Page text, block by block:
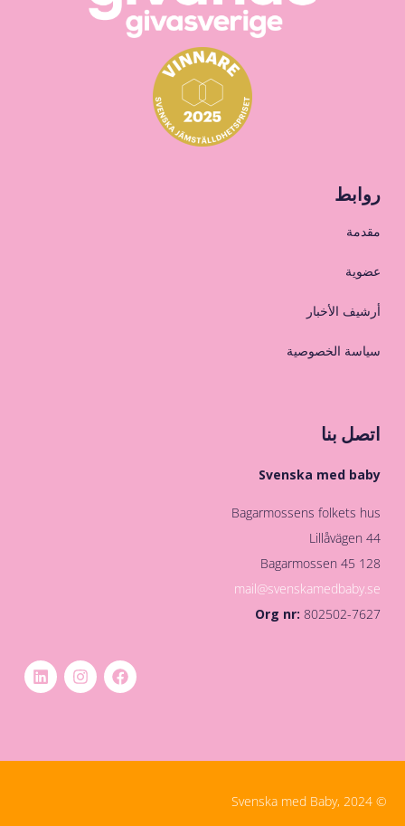
روابط
مقدمة
عضوية
أرشيف الأخبار
سياسة الخصوصية
اتصل بنا
Svenska med baby
Bagarmossens folkets hus
Lillåvägen 44
128 45 Bagarmossen
mail@svenskamedbaby.se
Org nr:802502-7627
© Svenska med Baby, 2024